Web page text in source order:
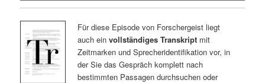
Für diese Episode von Forschergeist liegt
auch ein vollständiges Transkriptmit
Zeitmarken und Sprecheridentifikation vor, in
der Sie das Gespräch komplett nach
bestimmten Passagen durchsuchen oder